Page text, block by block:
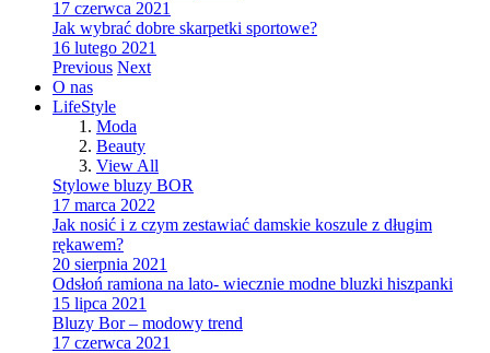
17 czerwca 2021
Jak wybrać dobre skarpetki sportowe?
16 lutego 2021
Previous Next
O nas
LifeStyle
Moda
Beauty
View All
Stylowe bluzy BOR
17 marca 2022
Jak nosić i z czym zestawiać damskie koszule z długim
rękawem?
20 sierpnia 2021
Odsłoń ramiona na lato- wiecznie modne bluzki hiszpanki
15 lipca 2021
Bluzy Bor – modowy trend
17 czerwca 2021